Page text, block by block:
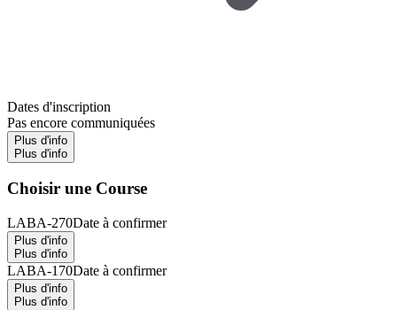
Dates d'inscription
Pas encore communiquées
Plus d'info
Plus d'info
Choisir une Course
LABA-270Date à confirmer
Plus d'info
Plus d'info
LABA-170Date à confirmer
Plus d'info
Plus d'info